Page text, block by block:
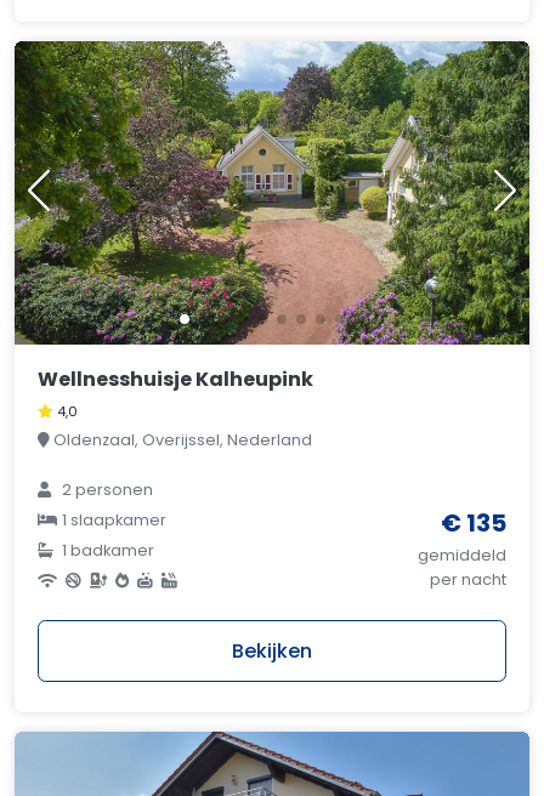
Wellnesshuisje Kalheupink
4,0
Oldenzaal, Overijssel, Nederland
2 personen
1 slaapkamer
1 badkamer
€ 135
gemiddeld
per nacht
Bekijken